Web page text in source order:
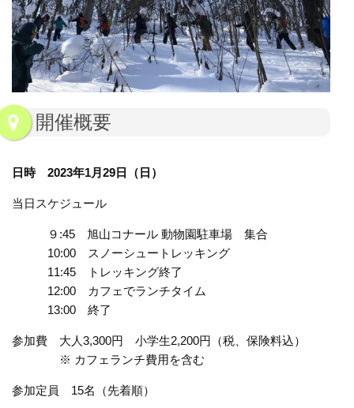
開催概要
日時 2023年1月29日（日）
当日スケジュール
９:45 旭山コナール 動物園駐車場 集合
10:00 スノーシュートレッキング
11:45 トレッキング終了
12:00 カフェでランチタイム
13:00 終了
参加費 大人3,300円 小学生2,200円（税、保険料込）
※ カフェランチ費用を含む
参加定員 15名（先着順）